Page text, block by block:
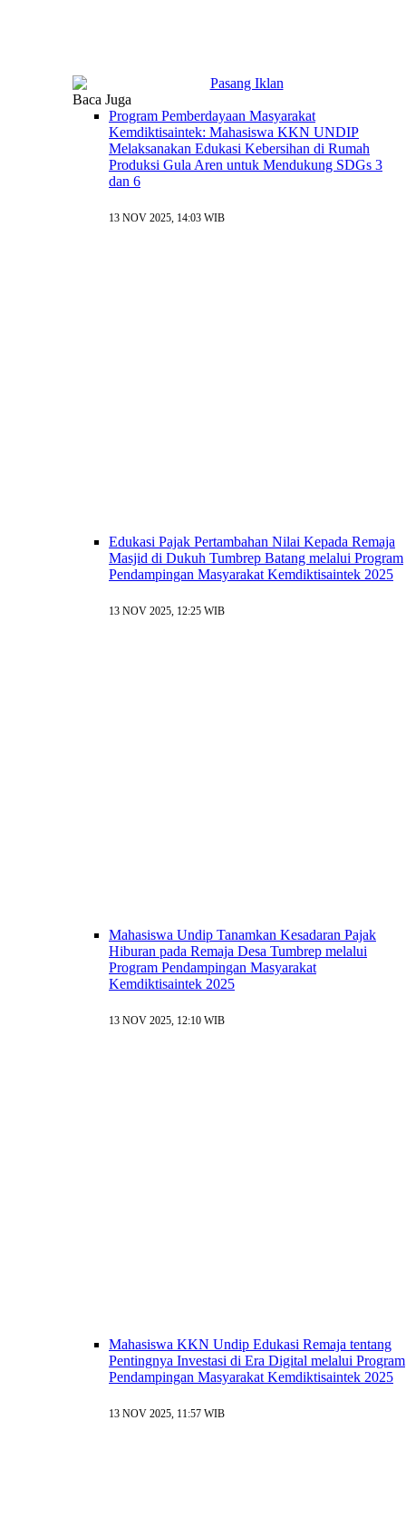
Baca Juga
Program Pemberdayaan Masyarakat
Kemdiktisaintek: Mahasiswa KKN UNDIP
Melaksanakan Edukasi Kebersihan di Rumah
Produksi Gula Aren untuk Mendukung SDGs 3
dan 6
13 NOV 2025, 14:03 WIB
Edukasi Pajak Pertambahan Nilai Kepada Remaja
Masjid di Dukuh Tumbrep Batang melalui Program
Pendampingan Masyarakat Kemdiktisaintek 2025
13 NOV 2025, 12:25 WIB
Mahasiswa Undip Tanamkan Kesadaran Pajak
Hiburan pada Remaja Desa Tumbrep melalui
Program Pendampingan Masyarakat
Kemdiktisaintek 2025
13 NOV 2025, 12:10 WIB
Mahasiswa KKN Undip Edukasi Remaja tentang
Pentingnya Investasi di Era Digital melalui Program
Pendampingan Masyarakat Kemdiktisaintek 2025
13 NOV 2025, 11:57 WIB